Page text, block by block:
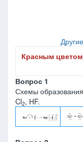
Красным
Вопрос 1
Схемы
Cl2, HF.